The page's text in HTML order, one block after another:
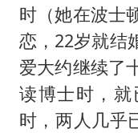
时（她在波士
恋，22岁就结
爱大约继续了
读博士时，
时，两人几乎